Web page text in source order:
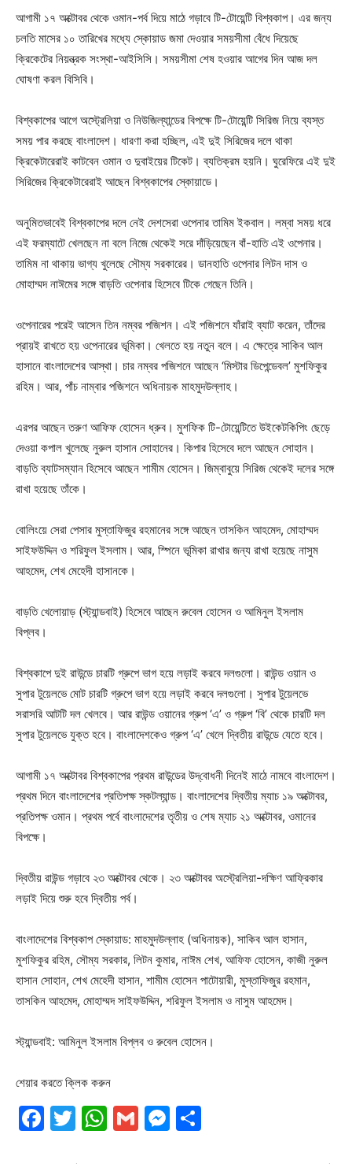
আগামী ১৭ অক্টোবর থেকে ওমান-পর্ব দিয়ে মাঠে গড়াবে টি-টোয়েন্টি বিশ্বকাপ। এর জন্য
চলতি মাসের ১০ তারিখের মধ্যে স্কোয়াড জমা দেওয়ার সময়সীমা বেঁধে দিয়েছে
ক্রিকেটের নিয়ন্ত্রক সংস্থা-আইসিসি। সময়সীমা শেষ হওয়ার আগের দিন আজ দল
ঘোষণা করল বিসিবি।
বিশ্বকাপের আগে অস্ট্রেলিয়া ও নিউজিল্যান্ডের বিপক্ষে টি-টোয়েন্টি সিরিজ নিয়ে ব্যস্ত
সময় পার করছে বাংলাদেশ। ধারণা করা হচ্ছিল, এই দুই সিরিজের দলে থাকা
ক্রিকেটারেরাই কাটবেন ওমান ও দুবাইয়ের টিকেট। ব্যতিক্রম হয়নি। ঘুরেফিরে এই দুই
সিরিজের ক্রিকেটারেরাই আছেন বিশ্বকাপের স্কোয়াডে।
অনুমিতভাবেই বিশ্বকাপের দলে নেই দেশসেরা ওপেনার তামিম ইকবাল। লম্বা সময় ধরে
এই ফরম্যাটে খেলছেন না বলে নিজে থেকেই সরে দাঁড়িয়েছেন বাঁ-হাতি এই ওপেনার।
তামিম না থাকায় ভাগ্য খুলেছে সৌম্য সরকারের। ডানহাতি ওপেনার লিটন দাস ও
মোহাম্মদ নাঈমের সঙ্গে বাড়তি ওপেনার হিসেবে টিকে গেছেন তিনি।
ওপেনারের পরেই আসেন তিন নম্বর পজিশন। এই পজিশনে যাঁরাই ব্যাট করেন, তাঁদের
প্রায়ই রাখতে হয় ওপেনারের ভূমিকা। খেলতে হয় নতুন বলে। এ ক্ষেত্রে সাকিব আল
হাসানে বাংলাদেশের আস্থা। চার নম্বর পজিশনে আছেন ‘মিস্টার ডিপেন্ডেবল’ মুশফিকুর
রহিম। আর, পাঁচ নাম্বার পজিশনে অধিনায়ক মাহমুদউল্লাহ।
এরপর আছেন তরুণ আফিফ হোসেন ধ্রুব। মুশফিক টি-টোয়েন্টিতে উইকেটকিপিং ছেড়ে
দেওয়া কপাল খুলেছে নুরুল হাসান সোহানের। কিপার হিসেবে দলে আছেন সোহান।
বাড়তি ব্যাটসম্যান হিসেবে আছেন শামীম হোসেন। জিম্বাবুয়ে সিরিজ থেকেই দলের সঙ্গে
রাখা হয়েছে তাঁকে।
বোলিংয়ে সেরা পেসার মুস্তাফিজুর রহমানের সঙ্গে আছেন তাসকিন আহমেদ, মোহাম্মদ
সাইফউদ্দিন ও শরিফুল ইসলাম। আর, স্পিনে ভূমিকা রাখার জন্য রাখা হয়েছে নাসুম
আহমেদ, শেখ মেহেদী হাসানকে।
বাড়তি খেলোয়াড় (স্ট্যান্ডবাই) হিসেবে আছেন রুবেল হোসেন ও আমিনুল ইসলাম
বিপ্লব।
বিশ্বকাপে দুই রাউন্ডে চারটি গ্রুপে ভাগ হয়ে লড়াই করবে দলগুলো। রাউন্ড ওয়ান ও
সুপার টুয়েলভে মোট চারটি গ্রুপে ভাগ হয়ে লড়াই করবে দলগুলো। সুপার টুয়েলভে
সরাসরি আটটি দল খেলবে। আর রাউন্ড ওয়ানের গ্রুপ ‘এ’ ও গ্রুপ ‘বি’ থেকে চারটি দল
সুপার টুয়েলভে যুক্ত হবে। বাংলাদেশকেও গ্রুপ ‘এ’ খেলে দ্বিতীয় রাউন্ডে যেতে হবে।
আগামী ১৭ অক্টোবর বিশ্বকাপের প্রথম রাউন্ডের উদ্‌বোধনী দিনেই মাঠে নামবে বাংলাদেশ।
প্রথম দিনে বাংলাদেশের প্রতিপক্ষ স্কটল্যান্ড। বাংলাদেশের দ্বিতীয় ম্যাচ ১৯ অক্টোবর,
প্রতিপক্ষ ওমান। প্রথম পর্বে বাংলাদেশের তৃতীয় ও শেষ ম্যাচ ২১ অক্টোবর, ওমানের
বিপক্ষে।
দ্বিতীয় রাউন্ড গড়াবে ২৩ অক্টোবর থেকে। ২৩ অক্টোবর অস্ট্রেলিয়া-দক্ষিণ আফ্রিকার
লড়াই দিয়ে শুরু হবে দ্বিতীয় পর্ব।
বাংলাদেশের বিশ্বকাপ স্কোয়াড: মাহমুদউল্লাহ (অধিনায়ক), সাকিব আল হাসান,
মুশফিকুর রহিম, সৌম্য সরকার, লিটন কুমার, নাঈম শেখ, আফিফ হোসেন, কাজী নুরুল
হাসান সোহান, শেখ মেহেদী হাসান, শামীম হোসেন পাটোয়ারী, মুস্তাফিজুর রহমান,
তাসকিন আহমেদ, মোহাম্মদ সাইফউদ্দিন, শরিফুল ইসলাম ও নাসুম আহমেদ।
স্ট্যান্ডবাই: আমিনুল ইসলাম বিপ্লব ও রুবেল হোসেন।
শেয়ার করতে ক্লিক করুন
Facebook
Twitter
WhatsApp
GmailMessenger